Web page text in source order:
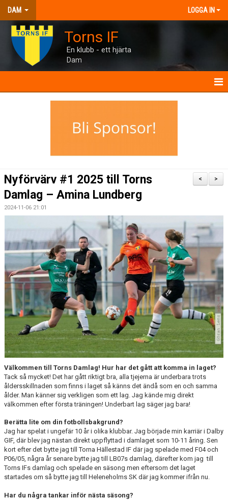
DAM LOGGA IN
Torns IF
En klubb - ett hjärta
Dam
MANUAL
TORNHUSET
MATCH
KALENDER
PRISER
BILDGALLERI
KONTAKT
DOKUMENT
>
<
Nyförvärv #1 2025 till Torns
Damlag – Amina Lundberg
2024-11-06 21:01
Välkommen till Torns Damlag! Hur har det gått att komma in laget?
Tack så mycket! Det har gått riktigt bra, alla tjejerna är underbara trots
åldersskillnaden som finns i laget så känns det ändå som en och samma
ålder. Man känner sig verkligen som ett lag. Jag kände mig direkt
välkommen efter första träningen! Underbart lag säger jag bara!
Berätta lite om din fotbollsbakgrund?
Jag har spelat i ungefär 10 år i olika klubbar. Jag började min karriär i Dalby
GIF, där blev jag nästan direkt uppflyttad i damlaget som 10-11 åring. Sen
kort efter det bytte jag till Torna Hällestad IF där jag spelade med F04 och
P06/05, några år senare bytte jag till LB07s damlag, därefter kom jag till
Torns IFs damlag och spelade en säsong men eftersom det laget
startades om så bytte jag till Heleneholms SK där jag kommer ifrån nu.
Har du några tankar inför nästa säsong?